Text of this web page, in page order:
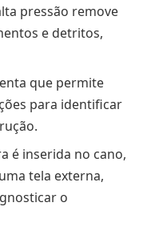
pressão remove
e detritos,
que permite
para identificar
é inserida no cano,
tela externa,
o